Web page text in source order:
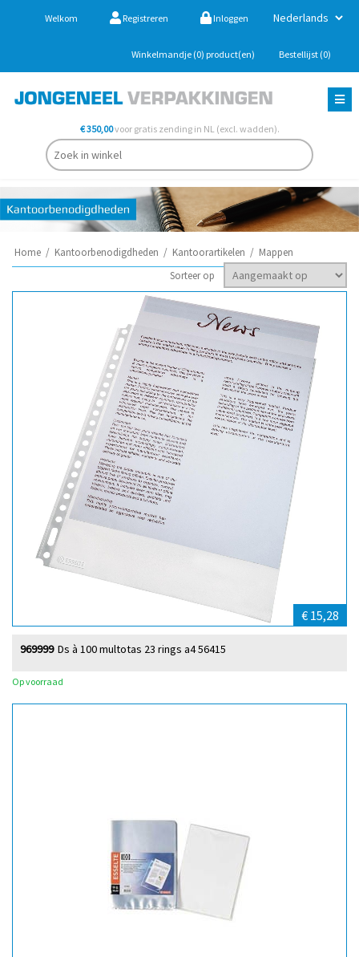
Welkom Registreren Inloggen
Winkelmandje (0) product(en) Bestellijst (0)
€ 350,00voor gratis zending in NL (excl. wadden).
Home / Kantoorbenodigdheden / Kantoorartikelen / Mappen
Sorteer op
€ 15,28
Ds à 100 multotas 23 rings a4 56415
969999
Op voorraad